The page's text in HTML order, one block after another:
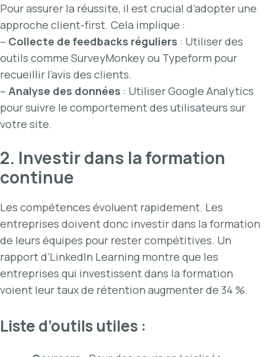
Pour assurer la réussite, il est crucial d’adopter une
approche client-first. Cela implique :
– Collecte de feedbacks réguliers : Utiliser des
outils comme SurveyMonkey ou Typeform pour
recueillir l’avis des clients.
– Analyse des données : Utiliser Google Analytics
pour suivre le comportement des utilisateurs sur
votre site.
2. Investir dans la formation
continue
Les compétences évoluent rapidement. Les
entreprises doivent donc investir dans la formation
de leurs équipes pour rester compétitives. Un
rapport d’LinkedIn Learning montre que les
entreprises qui investissent dans la formation
voient leur taux de rétention augmenter de 34 %.
Liste d’outils utiles :